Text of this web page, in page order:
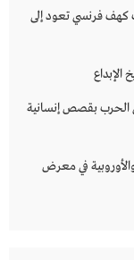
كهف فرنسي تعود إلى
بقصص إنسانية
في معرض